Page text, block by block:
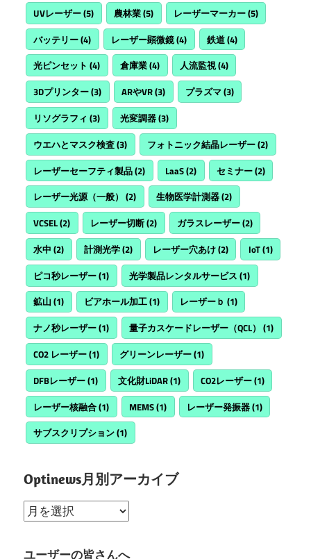
UVレーザー(5) 農林業(5) レーザーマーカー(5)
バッテリー(4) レーザー顕微鏡(4) 鉄道(4)
光ピンセット (4) 倉庫業(4) 人流監視(4)
3Dプリンター(3) ARやVR(3) プラズマ(3)
リソグラフィ (3) 光変調器(3)
ウエハとマスク検査(3) フォトニック結晶レーザー(2)
レーザーセーフティ製品(2) LaaS(2) セミナー(2)
レーザー光源（一般） (2) 生物医学計測器(2)
VCSEL(2) レーザー切断(2) ガラスレーザー(2)
水中 (2) 計測光学(2) レーザー穴あけ(2) IoT(1)
ピコ秒レーザー(1) 光学製品レンタルサービス (1)
鉱山 (1) ビアホール加工(1) レーザーｂ (1)
ナノ秒レーザー(1) 量子カスケードレーザー（QCL） (1)
CO2 レーザー(1) グリーンレーザー(1)
DFBレーザー(1) 文化財LiDAR(1) CO2レーザー(1)
レーザー核融合(1) MEMS(1) レーザー発振器(1)
サブスクリプション(1)
Optinews月別アーカイブ
Optinews
別
ユーザーの皆さんへ